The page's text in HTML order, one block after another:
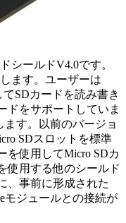
シールドV4.0です。
ます。ユーザーは
SDカードを読み書き
ドをサポートしていま
ます。以前のバージョ
SDスロットを標準
を使用してMicro SDカ
使用する他のシールド
、事前に形成された
モジュールとの接続が